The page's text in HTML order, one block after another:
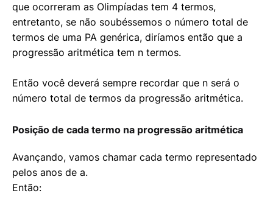
que ocorreram as Olimpíadas tem 4 termos,
entretanto, se não soubéssemos o número total de
termos de uma PA genérica, diríamos então que a
progressão aritmética tem n termos.
Então você deverá sempre recordar que n será o
número total de termos da progressão aritmética.
Posição de cada termo na progressão aritmética
Avançando, vamos chamar cada termo representado
pelos anos de a.
Então: